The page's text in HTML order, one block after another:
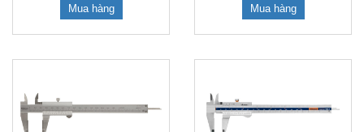
Mua hàng
Mua hàng